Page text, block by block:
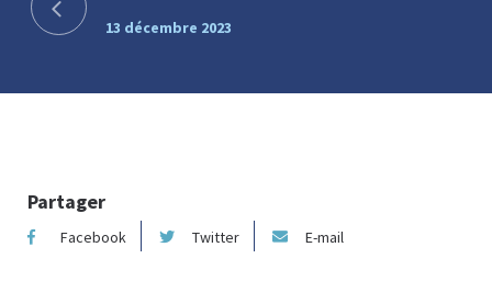
13 décembre 2023
Partager
Facebook Twitter E-mail